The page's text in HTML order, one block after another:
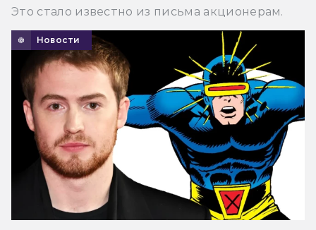
Это стало известно из письма акционерам.
Новости